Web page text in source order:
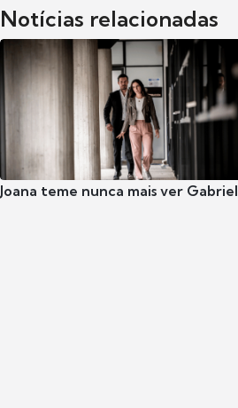
Notícias relacionadas
Joana teme nunca mais ver Gabriel